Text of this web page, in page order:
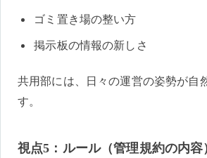
ゴミ置き場の整い方
掲示板の情報の新しさ
共用部には、日々の運営の姿勢が自
す。
視点5：ルール（管理規約の内容